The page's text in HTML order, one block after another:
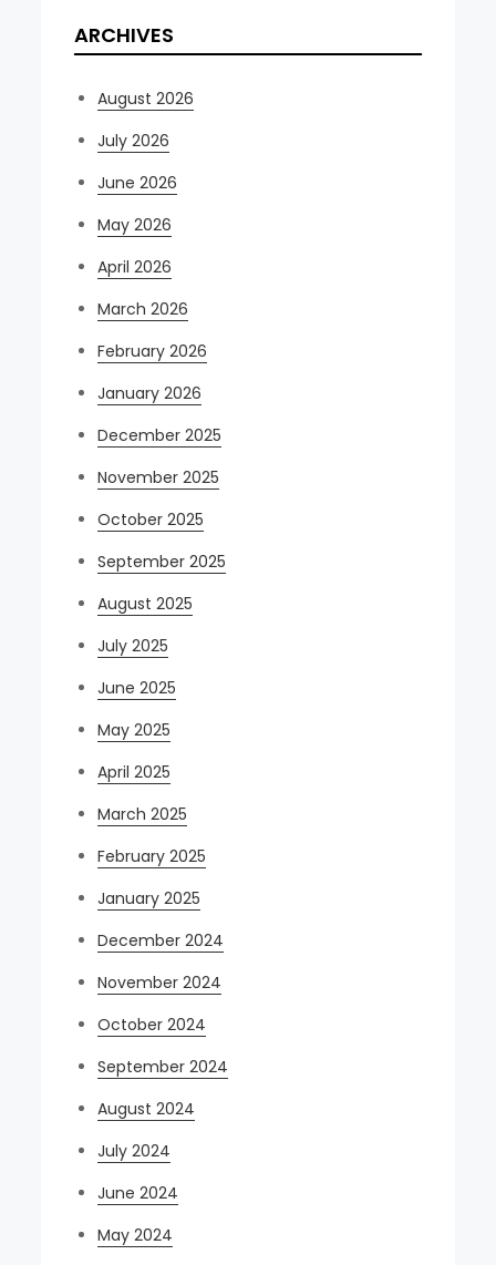
ARCHIVES
August 2026
July 2026
June 2026
May 2026
April 2026
March 2026
February 2026
January 2026
December 2025
November 2025
October 2025
September 2025
August 2025
July 2025
June 2025
May 2025
April 2025
March 2025
February 2025
January 2025
December 2024
November 2024
October 2024
September 2024
August 2024
July 2024
June 2024
May 2024